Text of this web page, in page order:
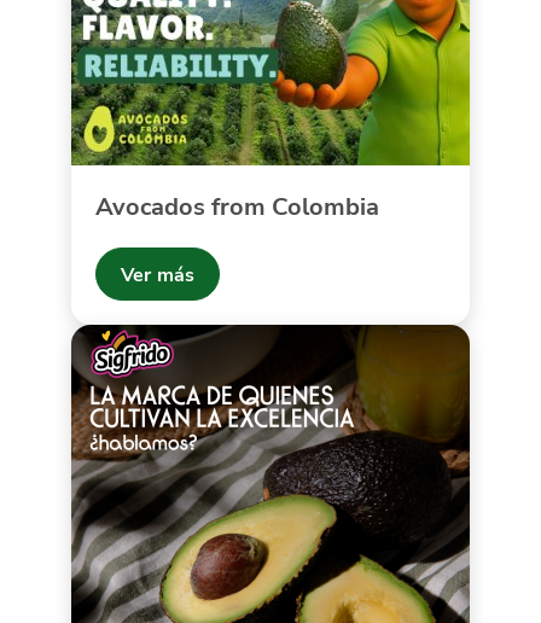
Avocados from Colombia
Ver más